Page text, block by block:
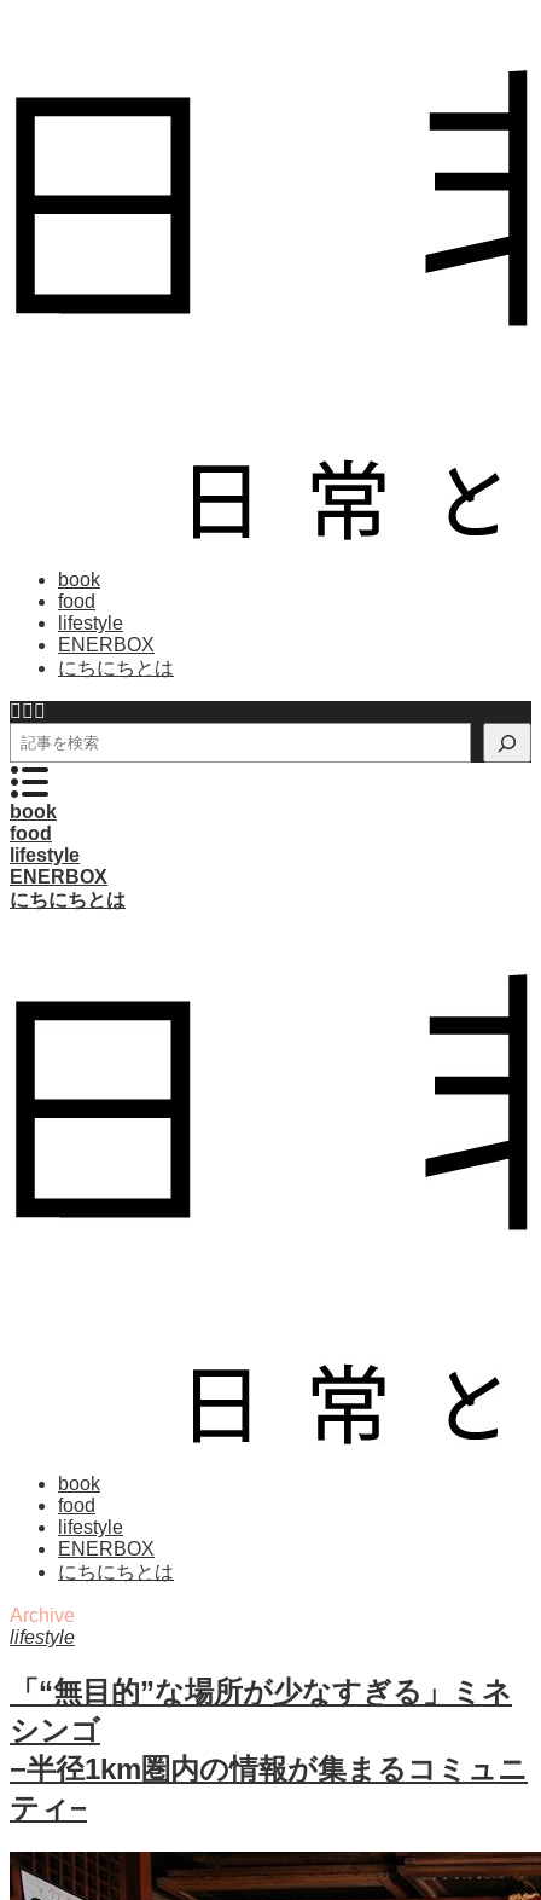
book
food
lifestyle
ENERBOX
にちにちとは
検
索
book
food
lifestyle
ENERBOX
にちにちとは
book
food
lifestyle
ENERBOX
にちにちとは
Archive
lifestyle
「“無目的”な場所が少なすぎる」ミネ
シンゴ
−半径1km圏内の情報が集まるコミュニ
ティ−